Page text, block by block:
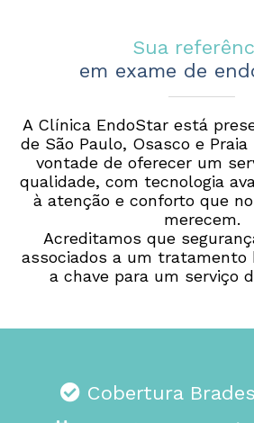
Sua
em exame de
A Clínica EndoStar está
de São Paulo, Osasco e
vontade de oferecer um
qualidade, com tecnologia
à atenção e conforto que
merecem.
Acreditamos que
associados a um tratamento
a chave para um serviço
Cobertura